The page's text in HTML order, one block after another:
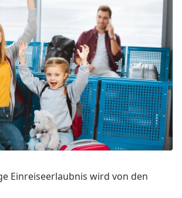
Einreiseerlaubnis wird von den